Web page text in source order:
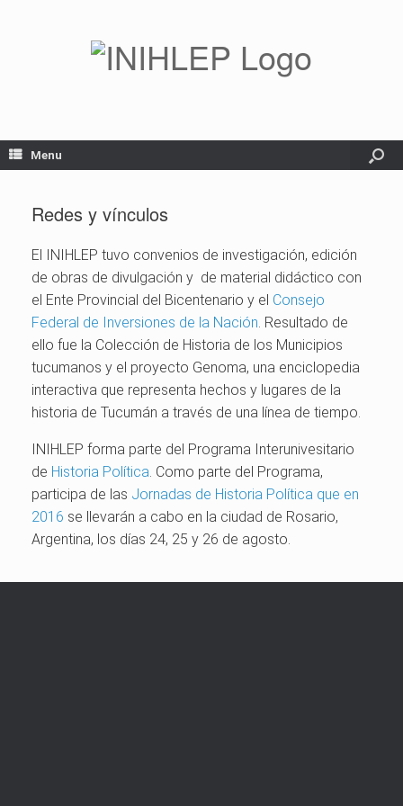
Menu
Redes y vínculos
El INIHLEP tuvo convenios de investigación, edición
de obras de divulgación y de material didáctico con
el Ente Provincial del Bicentenario y el Consejo
Federal de Inversiones de la Nación. Resultado de
ello fue la Colección de Historia de los Municipios
tucumanos y el proyecto Genoma, una enciclopedia
interactiva que representa hechos y lugares de la
historia de Tucumán a través de una línea de tiempo.
INIHLEP forma parte del Programa Interunivesitario
de Historia Política. Como parte del Programa,
participa de las Jornadas de Historia Política que en
2016 se llevarán a cabo en la ciudad de Rosario,
Argentina, los días 24, 25 y 26 de agosto.